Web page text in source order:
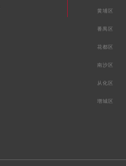
黄埔区
番禺区
花都区
南沙区
从化区
增城区